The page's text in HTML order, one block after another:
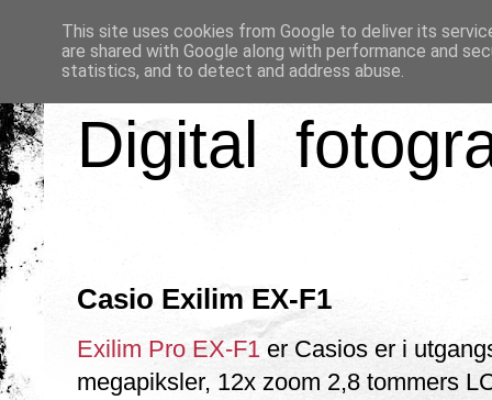
Digital
Casio Exilim EX-F1
Exilim Pro EX-F1 er Casios er i
megapiksler, 12x zoom 2,8 tommers
This site uses cookies from Google to deliver its
are shared with Google along with performance and
statistics, and to detect and address abuse.